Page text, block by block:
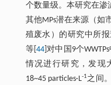
个数量级。本研究在渗
其他MPs潜在来源（如
殖废水）的研究中所报
等[ 44]对中国9个
情况进行研究，发现
18~45 particles·L-1之间